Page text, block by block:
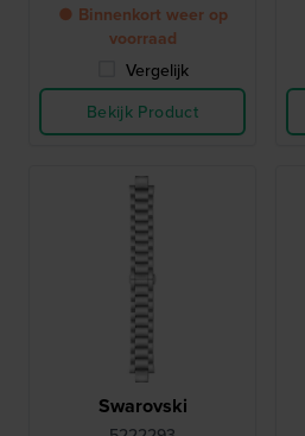
● Binnenkort weer op
voorraad
Vergelijk
Bekijk Product
Swarovski